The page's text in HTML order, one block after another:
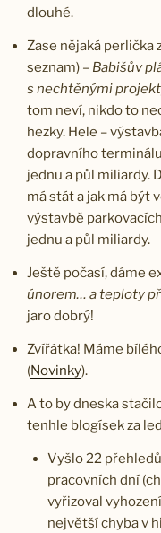
dlouhé.
Zase nějaká perlička
seznam) – Babišův
s nechtěnými
tom neví, nikdo to
hezky. Hele –
dopravního
jednu a půl miliardy.
má stát a jak má být
výstavbě
jednu a půl miliardy.
Ještě počasí, dáme
únorem… a teploty
jaro dobrý!
Zvířátka! Máme
(Novinky).
A to by dneska
tenhle blogísek za
Vyšlo 22
pracovních dní
vyřizoval
největší chyba v